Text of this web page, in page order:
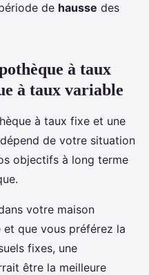
de hausse des
à taux
à taux variable
à taux fixe et une
de votre situation
objectifs à long terme
votre maison
que vous préférez la
fixes, une
être la meilleure